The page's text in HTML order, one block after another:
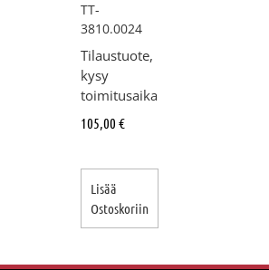
TT-
3810.0024
Tilaustuote,
kysy
toimitusaika
105,00 €
Lisää
Ostoskoriin